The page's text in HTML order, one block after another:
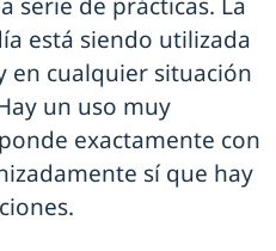
está siendo utilizada
en cualquier situación
un uso muy
exactamente con
sí que hay